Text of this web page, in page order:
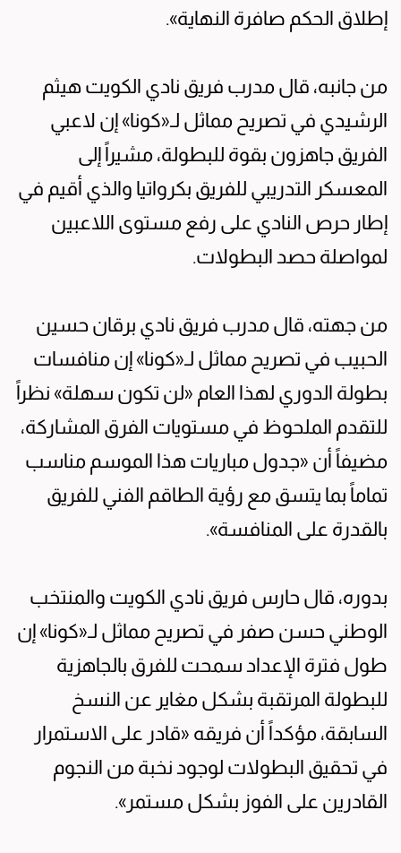
إطلاق الحكم صافرة النهاية».
من جانبه، قال مدرب فريق نادي الكويت هيثم
الرشيدي في تصريح مماثل لـ«كونا» إن لاعبي
الفريق جاهزون بقوة للبطولة، مشيراً إلى
المعسكر التدريبي للفريق بكرواتيا والذي أقيم في
إطار حرص النادي على رفع مستوى اللاعبين
لمواصلة حصد البطولات.
من جهته، قال مدرب فريق نادي برقان حسين
الحبيب في تصريح مماثل لـ«كونا» إن منافسات
بطولة الدوري لهذا العام «لن تكون سهلة» نظراً
للتقدم الملحوظ في مستويات الفرق المشاركة،
مضيفاً أن «جدول مباريات هذا الموسم مناسب
تماماً بما يتسق مع رؤية الطاقم الفني للفريق
بالقدرة على المنافسة».
بدوره، قال حارس فريق نادي الكويت والمنتخب
الوطني حسن صفر في تصريح مماثل لـ«كونا» إن
طول فترة الإعداد سمحت للفرق بالجاهزية
للبطولة المرتقبة بشكل مغاير عن النسخ
السابقة، مؤكداً أن فريقه «قادر على الاستمرار
في تحقيق البطولات لوجود نخبة من النجوم
القادرين على الفوز بشكل مستمر».